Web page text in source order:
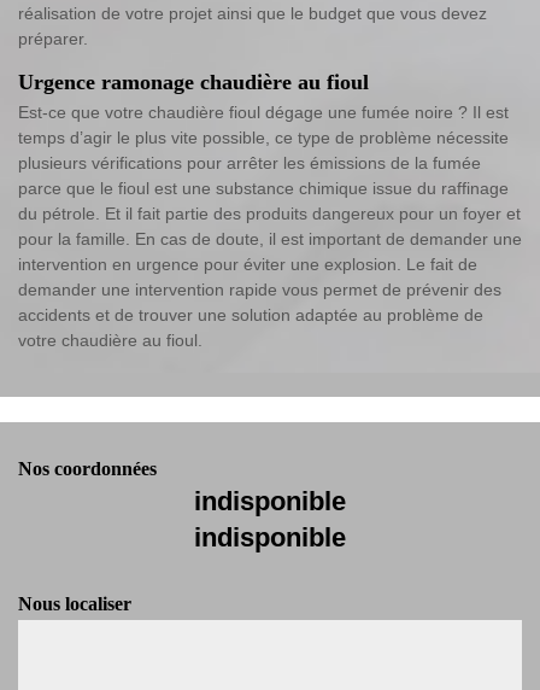
réalisation de votre projet ainsi que le budget que vous devez
préparer.
Urgence ramonage chaudière au fioul
Est-ce que votre chaudière fioul dégage une fumée noire ? Il est
temps d’agir le plus vite possible, ce type de problème nécessite
plusieurs vérifications pour arrêter les émissions de la fumée
parce que le fioul est une substance chimique issue du raffinage
du pétrole. Et il fait partie des produits dangereux pour un foyer et
pour la famille. En cas de doute, il est important de demander une
intervention en urgence pour éviter une explosion. Le fait de
demander une intervention rapide vous permet de prévenir des
accidents et de trouver une solution adaptée au problème de
votre chaudière au fioul.
Nos coordonnées
indisponible
indisponible
Nous localiser